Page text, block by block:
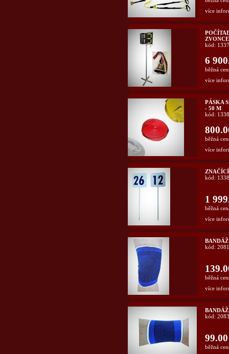
více
kód:
6
běžná
více
PÁSKA
- 50 M
kód:
běžná
více
kód:
1
běžná
více
kód: 2081
běžná
více
kód: 2083
běžná